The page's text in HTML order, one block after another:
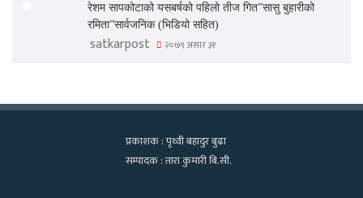
रेशम सापकोटाको यसबर्षको पहिलो तीज गित”सासु बुहारीको
रमिता”सार्वजनिक (भिडियो सहित)
satkarpost २०७९ असार ३१
प्रकाशक : पृथ्वी बहादुर बुढा
सम्पादक : तारा कुमारी बि.सी.